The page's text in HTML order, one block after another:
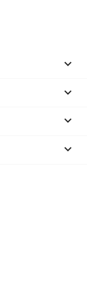


keyboard_arrow_down
